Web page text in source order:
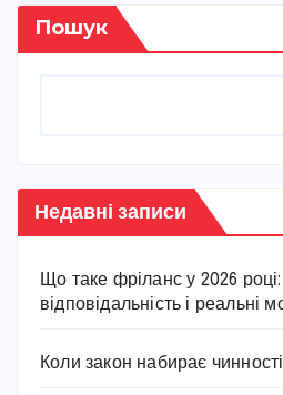
Пошук
Недавні записи
Що таке фріланс у 2026
відповідальність і реальні
Коли закон набирає чинності